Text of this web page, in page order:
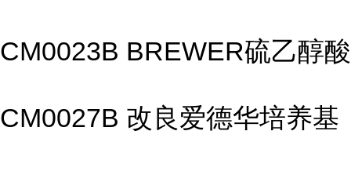
CM0023B BREWER硫乙醇
CM0027B 改良爱德华培养基